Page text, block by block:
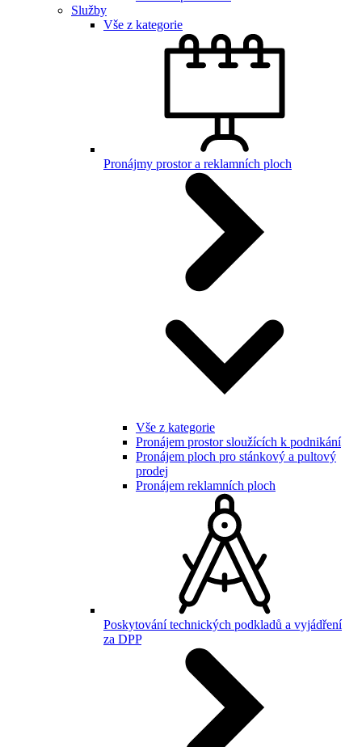
Služby
Vše z kategorie
Pronájmy prostor a reklamních ploch
Vše z kategorie
Pronájem prostor sloužících k podnikání
Pronájem ploch pro stánkový a pultový
prodej
Pronájem reklamních ploch
Poskytování technických podkladů a vyjádření
za DPP